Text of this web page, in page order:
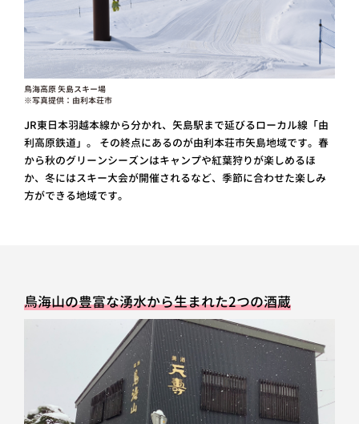
鳥海高原 矢島スキー場
※写真提供：由利本荘市
JR東日本羽越本線から分かれ、矢島駅まで延びるローカル線「由
利高原鉄道」。 その終点にあるのが由利本荘市矢島地域です。春
から秋のグリーンシーズンはキャンプや紅葉狩りが楽しめるほ
か、冬にはスキー大会が開催されるなど、季節に合わせた楽しみ
方ができる地域です。
鳥海山の豊富な湧水から生まれた2つの酒蔵